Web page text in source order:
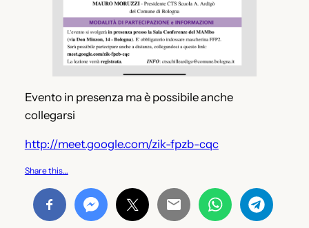
Evento in presenza ma è possibile anche
collegarsi
http://meet.google.com/zik-fpzb-cqc
Share this…